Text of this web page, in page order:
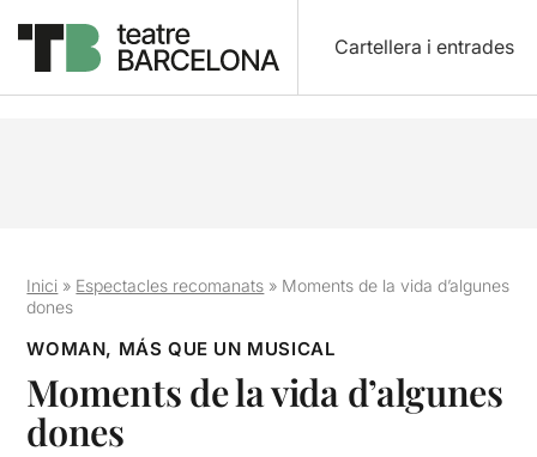
Cartellera i entrades
Inici » Espectacles recomanats » Moments de la vida d’algunes
dones
WOMAN, MÁS QUE UN MUSICAL
Moments de la vida d’algunes
dones